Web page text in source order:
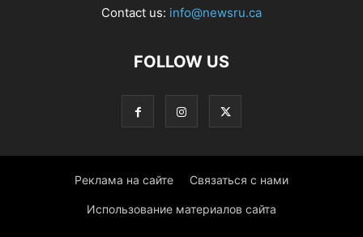
Contact us: info@newsru.ca
FOLLOW US
Реклама на сайте Связаться с нами
Использование материалов сайта